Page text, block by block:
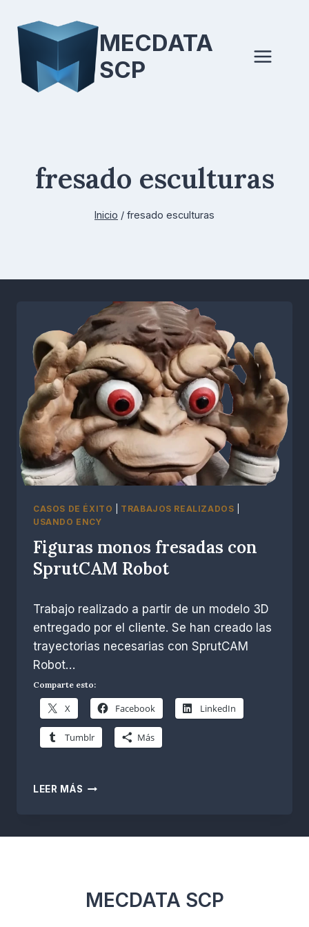
contenido
MECDATA
SCP
fresado esculturas
Inicio / fresado esculturas
CASOS DE ÉXITO TRABAJOS REALIZADOS
USANDO ENCY
Figuras monos fresadas con
SprutCAM Robot
R.
Escobar
Trabajo realizado a partir de un modelo 3D
entregado por el cliente. Se han creado las
trayectorias necesarias con SprutCAM
Robot…
Comparte esto:
X Facebook LinkedIn
Tumblr Más
LEER MÁS FIGURAS
MECDATA SCP